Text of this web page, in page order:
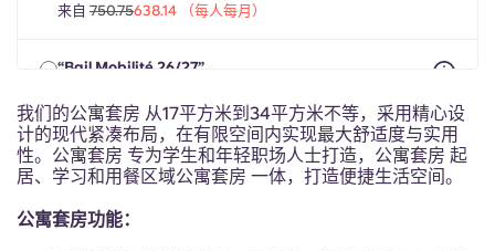
来自 750.75638.14 （每人每月）
“Bail Mobilité 26/27”
来自 750.75638.14 （每人每月）
我们的公寓套房 从17平方米到34平方米不等，采用精心设
计的现代紧凑布局，在有限空间内实现最大舒适度与实用
性。公寓套房 专为学生和年轻职场人士打造，公寓套房 起
居、学习和用餐区域公寓套房 一体，打造便捷生活空间。
公寓套房功能：